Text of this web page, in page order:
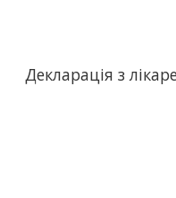
Декларація з